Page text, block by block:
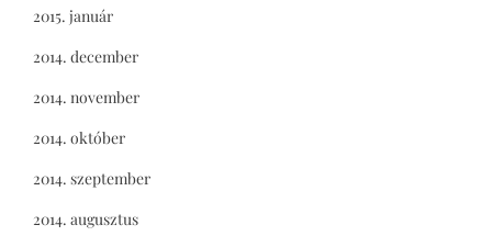
2015. január
2014. december
2014. november
2014. október
2014. szeptember
2014. augusztus